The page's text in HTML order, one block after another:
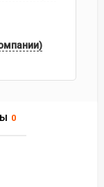
0